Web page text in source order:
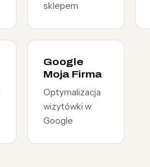
sklepem
Google
Moja Firma
Optymalizacja
wizytówki w
Google